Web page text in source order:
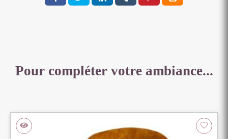
54
Pour compléter votre ambiance...